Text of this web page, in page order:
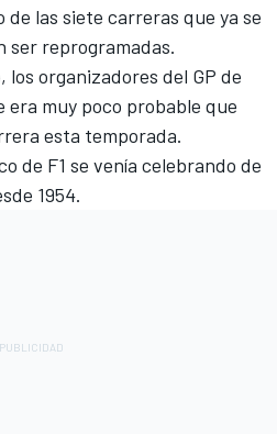
las siete carreras que ya se
ser reprogramadas.
los organizadores del GP de
era muy poco probable que
esta temporada.
de F1 se venía celebrando de
1954.